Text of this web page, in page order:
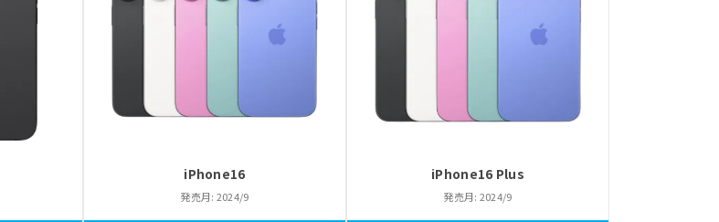
iPhone16
発売月: 2024/9
iPhone16 Plus
発売月: 2024/9